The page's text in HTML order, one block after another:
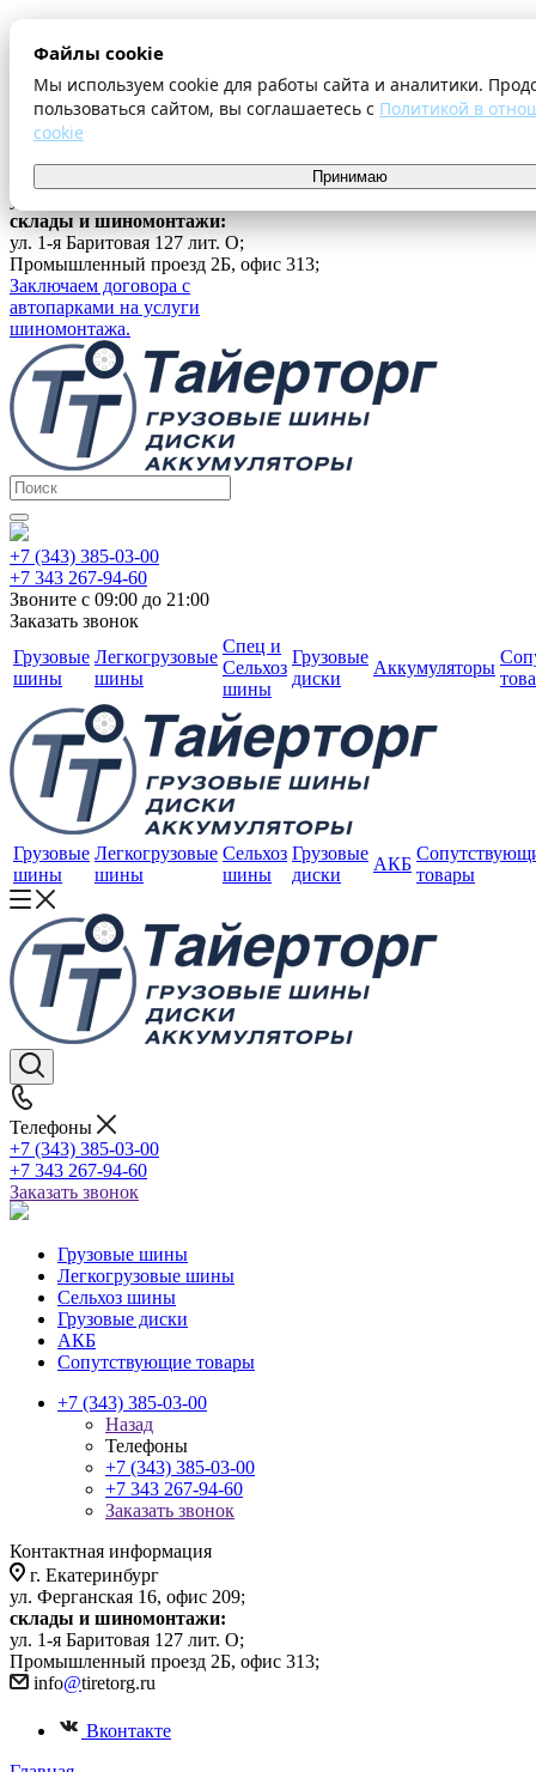
Файлы cookie
Мы используем cookie для работы сайта и аналитики.
пользоваться сайтом, вы соглашаетесь с Политикой в
cookie
Принимаю
Оплата и доставка
Шиномонтаж
Контакты
...
ул. Ферганская 16, офис 209;
склады и шиномонтажи:
ул. 1-я Баритовая 127 лит. О;
Промышленный проезд 2Б, офис 313;
Заключаем договора с
автопарками на услуги
шиномонтажа.
+7 (343) 385-03-00
+7 343 267-94-60
Звоните с 09:00 до 21:00
Заказать звонок
Грузовые
шины
Легкогрузовые
шины
Спец и
Сельхоз
шины
Грузовые
диски
Аккумуляторы
Грузовые
шины
Легкогрузовые
шины
Сельхоз
шины
Грузовые
диски
АКБ
товары
Телефоны
+7 (343) 385-03-00
+7 343 267-94-60
Заказать звонок
Грузовые шины
Легкогрузовые шины
Сельхоз шины
Грузовые диски
АКБ
Сопутствующие товары
+7 (343) 385-03-00
Назад
Телефоны
+7 (343) 385-03-00
+7 343 267-94-60
Заказать звонок
Контактная информация
г. Екатеринбург
ул. Ферганская 16, офис 209;
склады и шиномонтажи:
ул. 1-я Баритовая 127 лит. О;
Промышленный проезд 2Б, офис 313;
info@tiretorg.ru
Вконтакте